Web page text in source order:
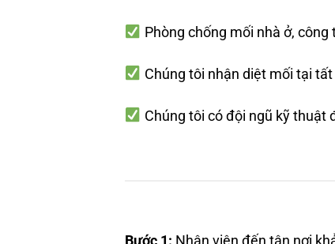
Phòng chống mối nhà ở, công
Chúng tôi nhận diệt mối tại
Chúng tôi có đội ngũ kỹ thuật
Bước 1: Nhân viên đến tận nơi